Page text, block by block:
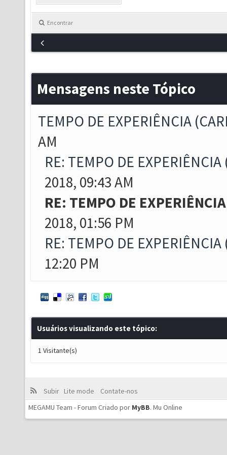
Encontrar
Mensagens neste Tópico
TEMPO DE EXPERIÊNCIA
AM
RE: TEMPO DE EXPERIÊNCIA
2018, 09:43 AM
RE: TEMPO DE
2018, 01:56 PM
RE: TEMPO DE EXPERIÊNCIA
12:20 PM
Usuários visualizando este tópico:
1 Visitante(s)
Subir Lite mode
Contate-nos
MEGAMU Team - Forum Criado por MyBB. Mu Online